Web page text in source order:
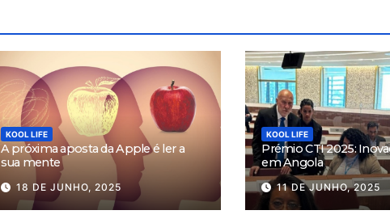
KOOL LIFE
A próxima aposta da Apple é ler a
sua mente
18 DE JUNHO, 2025
KOOL LIFE
Prémio CTI 2025:
em Angola
11 DE JUNHO, 2025